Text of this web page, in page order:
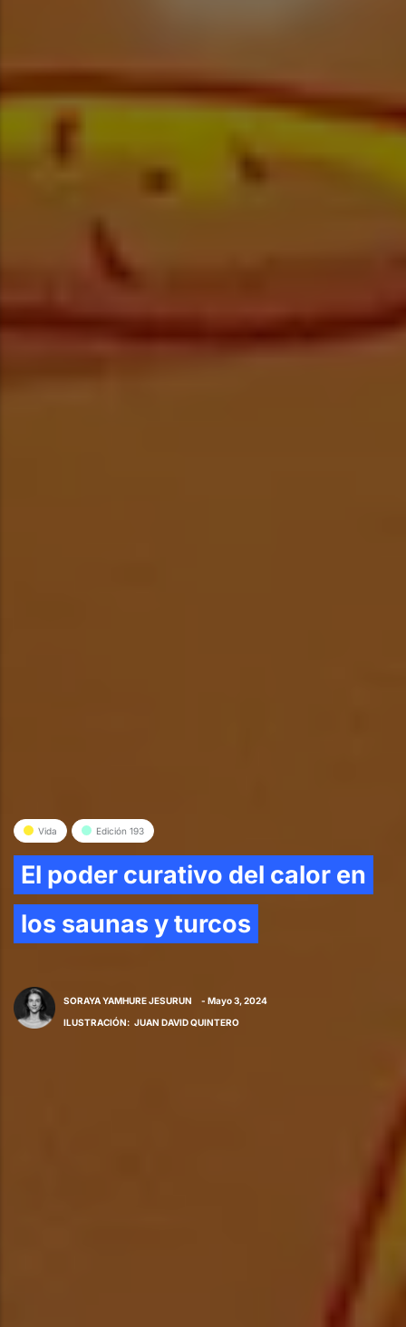
Vida Edición 193
El poder curativo del calor en
los saunas y turcos
SORAYA YAMHURE JESURUN
- Mayo 3, 2024
ILUSTRACIÓN: JUAN DAVID QUINTERO